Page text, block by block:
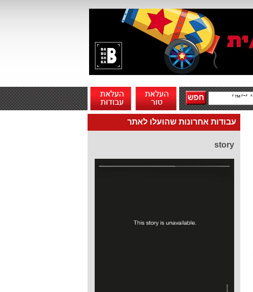
עבודות אחרונות שהועלו לאתר
story